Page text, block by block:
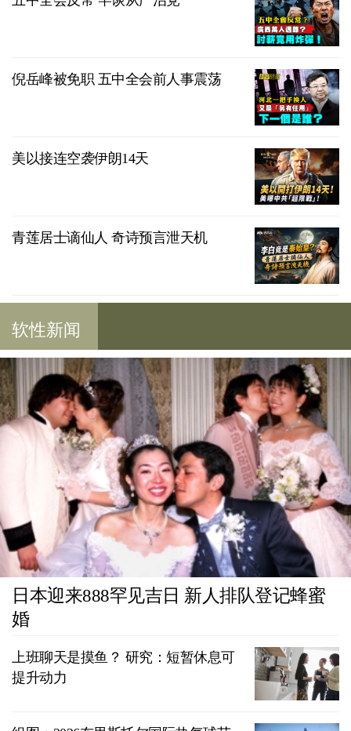
倪岳峰被免职 五中全会前人事震荡
美以接连空袭伊朗14天
青莲居士谪仙人 奇诗预言泄天机
软性新闻
日本迎来888罕见吉日 新人排队登记蜂蜜
婚
上班聊天是摸鱼？ 研究：短暂休息可
提升动力